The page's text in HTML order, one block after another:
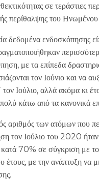
σε τεράστιες
περίθαλψης του
δεδομένα ενδοσκόπησης
με τα επίπεδα
τον Ιούνιο και να
Ιούλιο, αλλά ακόμα κι
κάτω από τα κανονικά
αριθμός των ατόμων που
τον Ιούλιο του 2020
70% σε σύγκριση με
έτους, με την ανάπτυξη να